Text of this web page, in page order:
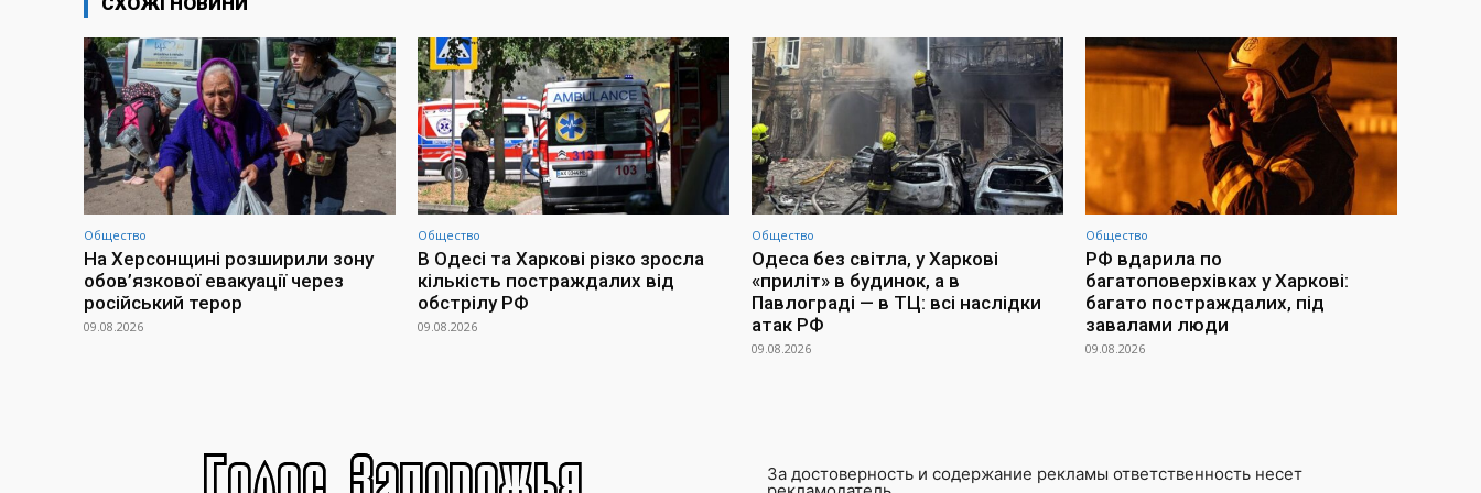
Общество
На Херсонщині розширили зону
обов’язкової евакуації через
російський терор
09.08.2026
Общество
В Одесі та Харкові різко зросла
кількість постраждалих від
обстрілу РФ
09.08.2026
Общество
Одеса без світла, у Харкові
«приліт» в будинок, а в
Павлограді — в ТЦ: всі наслідки
атак РФ
09.08.2026
Общество
РФ вдарила по
багатоповерхівках у Харкові:
багато постраждалих, під
завалами люди
09.08.2026
За достоверность и содержание рекламы ответственность несет